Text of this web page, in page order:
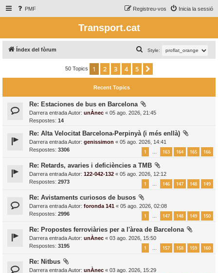
PMF Inicia la sessió
Registreu-vos
Transport.cat
Índex del fòrum Style:
e
a
50 Topics 1 2 3 4 5
Recent Topics
Re: Estaciones de bus en Barcelona
Darrera entrada Autor: unÀnec « 05 ago. 2026, 21:45
Respostes: 14
Re: Alta Velocitat Barcelona-Perpinyà (i més enllà)
Darrera entrada Autor: genissimon « 05 ago. 2026, 14:41
Respostes: 3306 1 … 163 164 165 166
Re: Retards, avaries i deficiències a TMB
Darrera entrada Autor: 122-042-132 « 05 ago. 2026, 12:12
Respostes: 2973 1 … 146 147 148 149
Re: Avistaments curiosos de busos
Darrera entrada Autor: foronda 141 « 05 ago. 2026, 02:08
Respostes: 2996 1 … 147 148 149 150
Re: Propostes ferroviàries per a l'àrea de Barcelona
Darrera entrada Autor: unÀnec « 03 ago. 2026, 15:50
Respostes: 3195 1 … 157 158 159 160
Re: Nitbus
Darrera entrada Autor: unÀnec « 03 ago. 2026, 15:29